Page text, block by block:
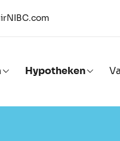
NIBC.com
Hypotheken